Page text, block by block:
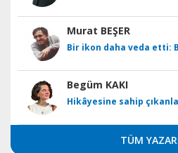
Murat BEŞER
Bir ikon daha veda etti:
Begüm KAKI
Hikâyesine sahip
TÜM